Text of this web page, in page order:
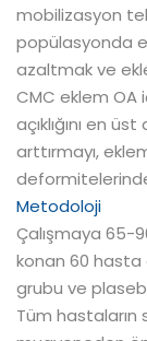
mobilizasyon
popülasyonda
azaltmak ve
CMC eklem OA
açıklığını en
arttırmayı,
Metodoloji
Çalışmaya 65-
konan 60 hasta
grubu ve
Tüm hastaların